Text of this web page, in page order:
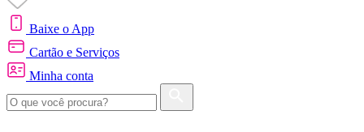
Baixe o App
Cartão e Serviços
Minha conta